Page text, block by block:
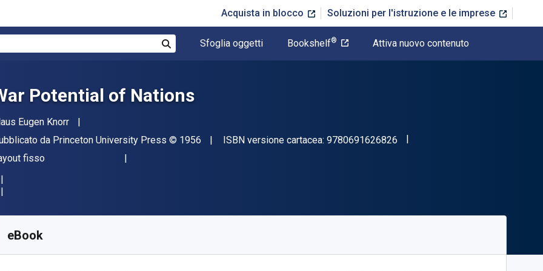
Acquista in blocco Soluzioni per l'istruzione e le imprese
Sfoglia oggetti Bookshelf® Attiva nuovo contenuto
Potential of Nations
Eugen Knorr
da Princeton University Press Copyright
© 1956 ISBN versione cartacea: 9780691626826 "ISBN-13 9780691626826"
fisso
eBook